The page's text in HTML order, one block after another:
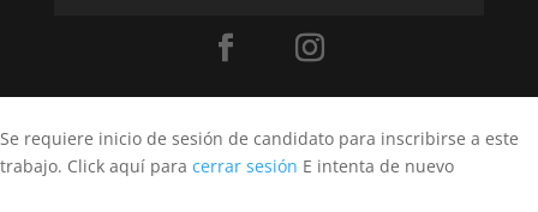
Se requiere inicio de sesión de candidato para inscribirse a este
trabajo. Click aquí para cerrar sesión E intenta de nuevo